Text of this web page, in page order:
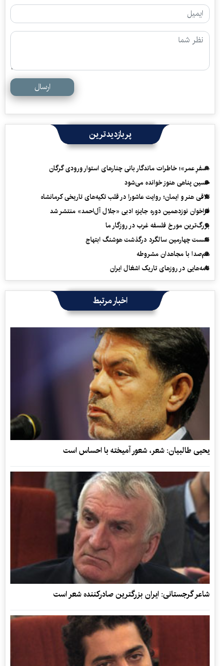
ارسال
پربازدیدترین
«سفرِ عمر»؛ خاطرات ماندگار بانی چنارهای استوار ورودی گرگان
حسین پناهی هنوز خوانده می‌شود
تلاقی هنر و ایمان؛ روایت عاشورا در قلب تکیه‌های تاریخی کرمانشاه
فراخوان نوزدهمین دوره جایزه ادبی «جلال آل‌احمد» منتشر شد
بزرگ‌ترین مورخ فلسفه غرب در روزگار ما
نشست چهارمین سالگرد درگذشت هوشنگ ابتهاج
هم‌صدا با مجاهدان مشروطه
نامه‌هایی در روزهای تاریک اشغال ایران
اخبار مرتبط
یحیی طالبیان: شعر، شعور آمیخته با احساس است
شاعر گرجستانی: ایران بزرگترین صادرکننده شعر است